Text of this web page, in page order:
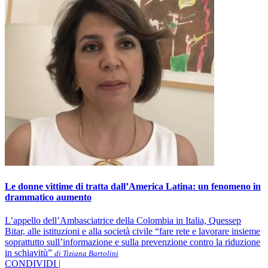
Le donne vittime di tratta dall’America Latina: un fenomeno in
drammatico aumento
L’appello dell’Ambasciatrice della Colombia in Italia, Quessep
Bitar, alle istituzioni e alla società civile “fare rete e lavorare insieme
soprattutto sull’informazione e sulla prevenzione contro la riduzione
in schiavitù” di Tiziana Bartolini
CONDIVIDI |